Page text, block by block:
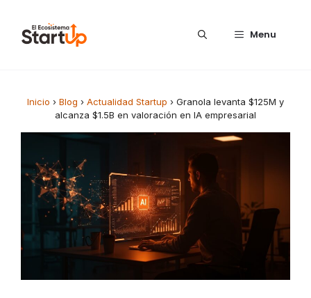
Menu
Inicio › Blog › Actualidad Startup › Granola levanta $125M y
alcanza $1.5B en valoración en IA empresarial